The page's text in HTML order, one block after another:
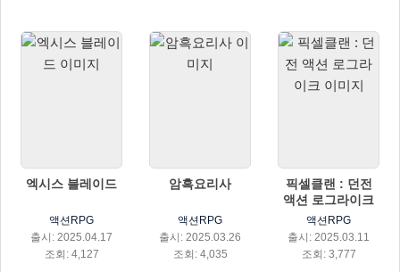
엑시스 블레이드
액션RPG
출시: 2025.04.17
조회: 4,127
암흑요리사
액션RPG
출시: 2025.03.26
조회: 4,035
픽셀클랜 : 던전
액션 로그라이크
액션RPG
출시: 2025.03.11
조회: 3,777